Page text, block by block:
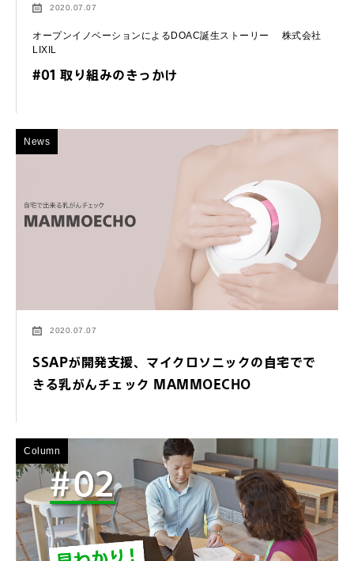
2020.07.07
オープンイノベーションによるDOAC誕生ストーリー 株式会社
LIXIL
#01 取り組みのきっかけ
News
2020.07.07
SSAPが開発支援、マイクロソニックの自宅でで
きる乳がんチェック MAMMOECHO
Column